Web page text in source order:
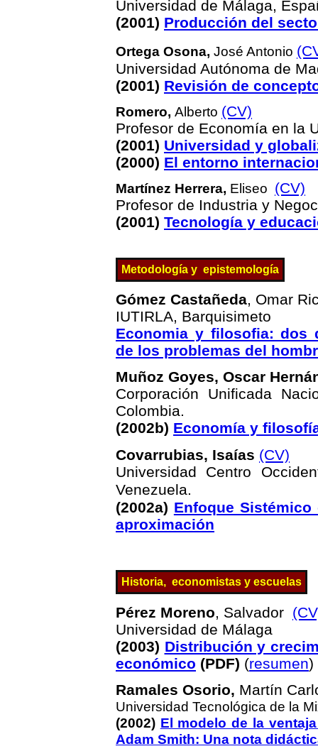
Universidad de Málaga,
(2001) Producción del
Ortega Osona, José Antonio
Universidad Autónoma de
(2001) Revisión de
Romero, Alberto (CV)
Profesor de Economía en la
(2001) Universidad y
(2000) El entorno
Martínez Herrera, Eliseo (CV)
Profesor de Industria y
(2001) Tecnología y
Metodología y epistemología
Gómez Castañeda, Omar
IUTIRLA, Barquisimeto
Economia y filosofia: dos
de los problemas del
Muñoz Goyes, Oscar
Corporación Unificada
Colombia.
(2002b) Economía y
Covarrubias, Isaías (CV)
Universidad Centro
Venezuela.
(2002a) Enfoque
aproximación
Historia, economistas y escuelas
Pérez Moreno , Salvador
Universidad de Málaga
(2003) Distribución y
económico (PDF) (resumen)
Ramales Osorio, Martín
Universidad Tecnológica de la
(2002) El modelo de la
Adam Smith: Una nota